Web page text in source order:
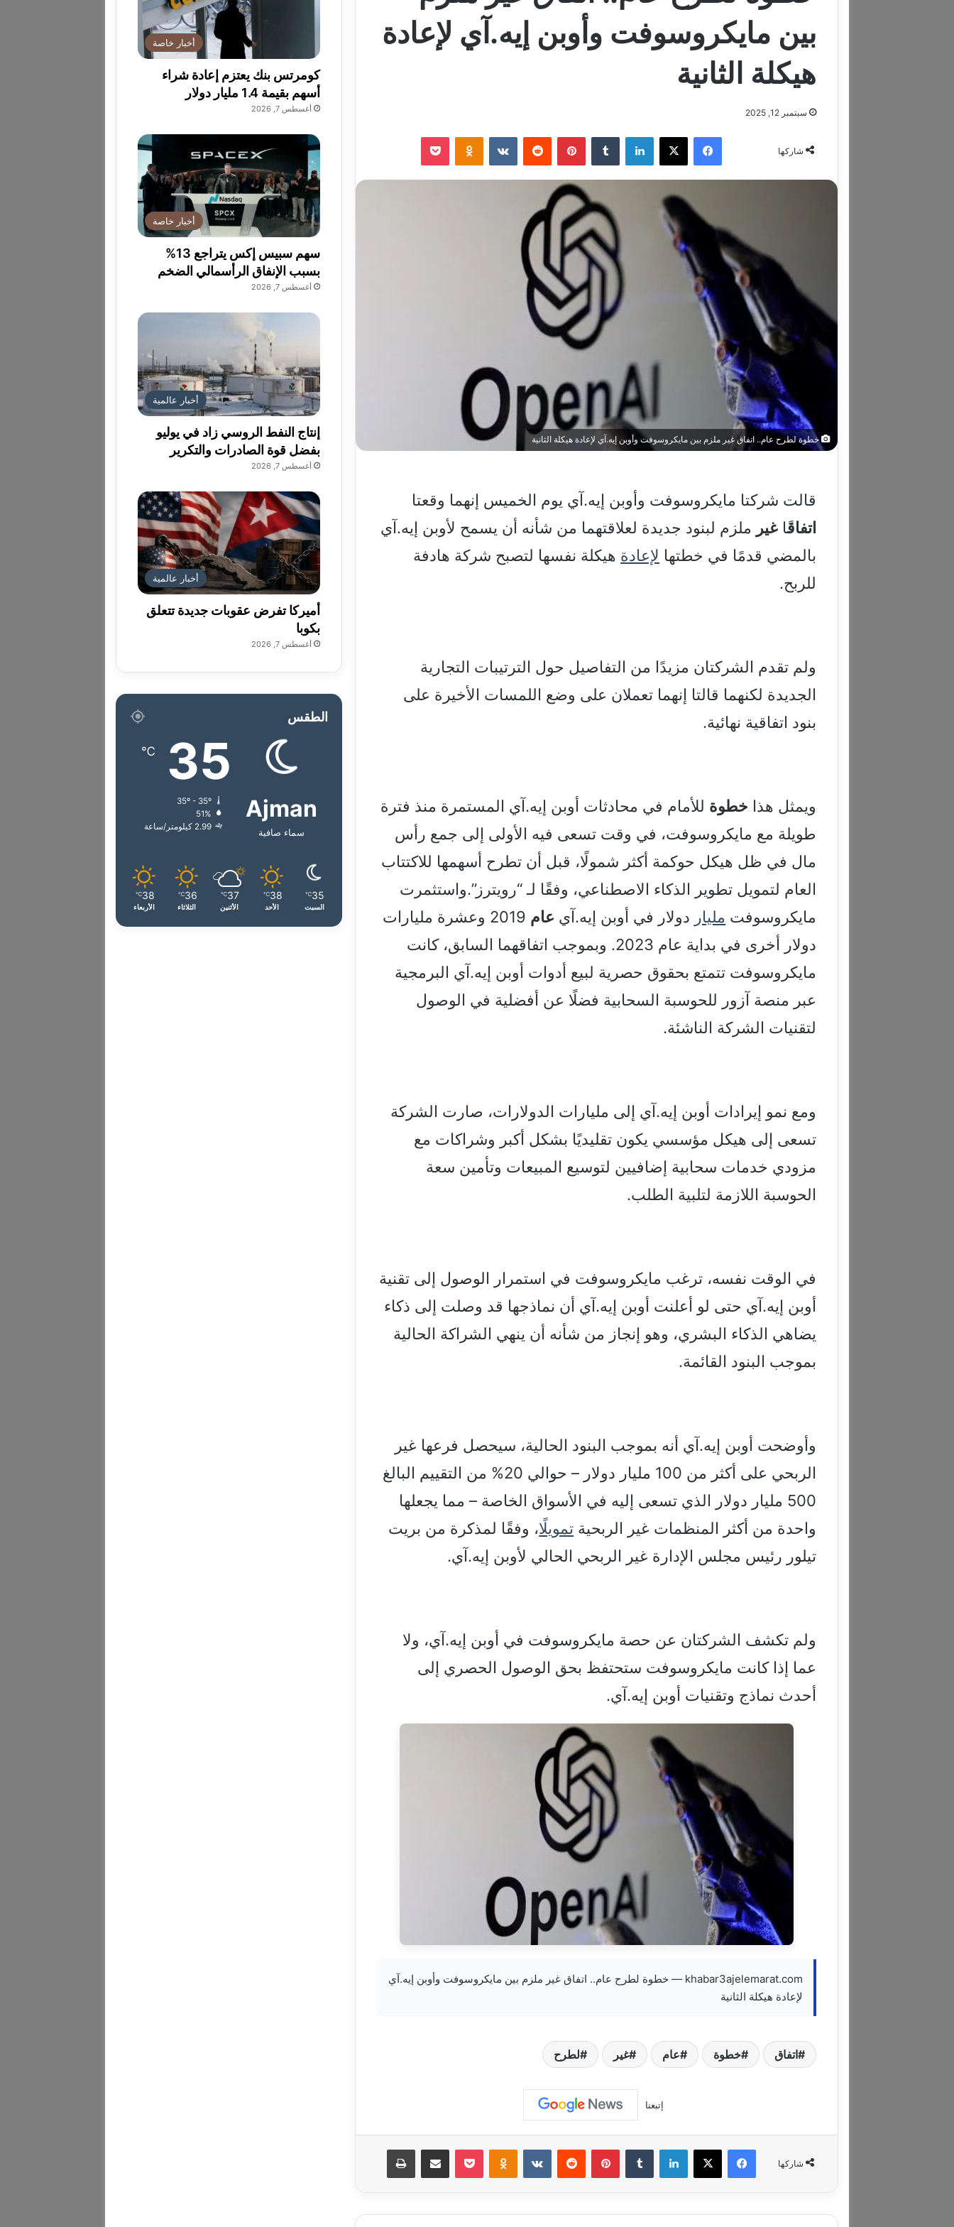
بين مايكروسوفت وأوبن إيه.آي لإعادة
هيكلة الثانية
سبتمبر 12, 2025
شاركها
فيسبوك ‫X لينكدإن ‏Tumblr بينتيريست ‏Reddit
‏VKontakte
Odnoklassniki
‫Pocket
خطوة لطرح عام.. اتفاق غير ملزم بين مايكروسوفت وأوبن إيه.آي لإعادة هيكلة الثانية
قالت شركتا مايكروسوفت وأوبن إيه.آي يوم الخميس إنهما وقعتا
اتفاقًا غير ملزم لبنود جديدة لعلاقتهما من شأنه أن يسمح لأوبن إيه.آي
بالمضي قدمًا في خطتها لإعادة هيكلة نفسها لتصبح شركة هادفة
للربح.
ولم تقدم الشركتان مزيدًا من التفاصيل حول الترتيبات التجارية
الجديدة لكنهما قالتا إنهما تعملان على وضع اللمسات الأخيرة على
بنود اتفاقية نهائية.
ويمثل هذا خطوة للأمام في محادثات أوبن إيه.آي المستمرة منذ فترة
طويلة مع مايكروسوفت، في وقت تسعى فيه الأولى إلى جمع رأس
مال في ظل هيكل حوكمة أكثر شمولًا، قبل أن تطرح أسهمها للاكتتاب
العام لتمويل تطوير الذكاء الاصطناعي، وفقًا لـ “رويترز”.واستثمرت
مايكروسوفت مليار دولار في أوبن إيه.آي عام
2019 وعشرة مليارات
دولار أخرى في بداية عام 2023. وبموجب اتفاقهما السابق، كانت
مايكروسوفت تتمتع بحقوق حصرية لبيع أدوات أوبن إيه.آي البرمجية
عبر منصة آزور للحوسبة السحابية فضلًا عن أفضلية في الوصول
لتقنيات الشركة الناشئة.
ومع نمو إيرادات أوبن إيه.آي إلى مليارات الدولارات، صارت الشركة
تسعى إلى هيكل مؤسسي يكون تقليديًا بشكل أكبر وشراكات مع
مزودي خدمات سحابية إضافيين لتوسيع المبيعات وتأمين سعة
الحوسبة اللازمة لتلبية الطلب.
في الوقت نفسه، ترغب مايكروسوفت في استمرار الوصول إلى تقنية
أوبن إيه.آي حتى لو أعلنت أوبن إيه.آي أن نماذجها قد وصلت إلى ذكاء
يضاهي الذكاء البشري، وهو إنجاز من شأنه أن ينهي الشراكة الحالية
بموجب البنود القائمة.
وأوضحت أوبن إيه.آي أنه بموجب البنود الحالية، سيحصل فرعها غير
الربحي على أكثر من 100 مليار دولار – حوالي 20% من التقييم البالغ
500 مليار دولار الذي تسعى إليه في الأسواق الخاصة – مما يجعلها
واحدة من أكثر المنظمات غير الربحية تمويلًا، وفقًا لمذكرة من بريت
تيلور رئيس مجلس الإدارة غير الربحي الحالي لأوبن إيه.آي.
ولم تكشف الشركتان عن حصة مايكروسوفت في أوبن إيه.آي، ولا
عما إذا كانت مايكروسوفت ستحتفظ بحق الوصول الحصري إلى
أحدث نماذج وتقنيات أوبن إيه.آي.
khabar3ajelemarat.com — خطوة لطرح عام.. اتفاق غير ملزم بين مايكروسوفت وأوبن إيه.آي
لإعادة هيكلة الثانية
اتفاق خطوة عام غير لطرح
إتبعنا
شاركها
فيسبوك ‫X لينكدإن ‏Tumblr بينتيريست ‏Reddit
‏VKontakte
Odnoklassniki
‫Pocket مشاركة عبر البريد طباعة
أخبار خاصة
كومرتس بنك يعتزم إعادة شراء
أسهم بقيمة 1.4 مليار دولار
أغسطس 7, 2026
أخبار خاصة
سهم سبيس إكس يتراجع 13%
بسبب الإنفاق الرأسمالي الضخم
أغسطس 7, 2026
أخبار عالمية
إنتاج النفط الروسي زاد في يوليو
بفضل قوة الصادرات والتكرير
أغسطس 7, 2026
أخبار عالمية
أميركا تفرض عقوبات جديدة تتعلق
بكوبا
أغسطس 7, 2026
الطقس
Ajman
سماء صافية
35
℃
35º - 35º
51%
2.99 كيلومتر/ساعة
35
℃
السبت
38
℃
الأحد
37
℃
الأثنين
36
℃
الثلاثاء
38
℃
الأربعاء